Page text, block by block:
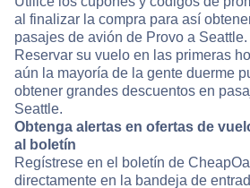
al finalizar la compra para así
pasajes de avión de Provo a Seattle.
Reservar su vuelo en las primeras
aún la mayoría de la gente duerme
obtener grandes descuentos en
Seattle.
Obtenga alertas en ofertas de
al boletín
Regístrese en el boletín de
directamente en la bandeja de